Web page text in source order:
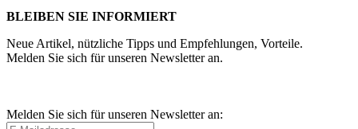
BLEIBEN SIE INFORMIERT
Neue Artikel, nützliche Tipps und Empfehlungen, Vorteile.
Melden Sie sich für unseren Newsletter an.
Melden Sie sich für unseren Newsletter an: